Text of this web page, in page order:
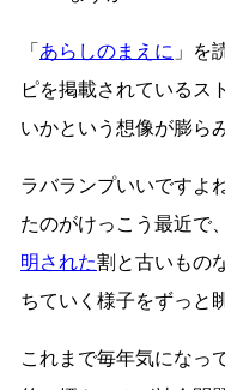
「 あらしのまえに 」を
ピを掲載されているス
いかという想像が膨ら
ラバランプいいですよ
たのがけっこう最近で
明された割と古いもの
ちていく様子をずっと
これまで毎年気になっ